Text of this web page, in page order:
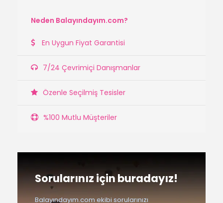
Neden Balayındayım.com?
En Uygun Fiyat Garantisi
7/24 Çevrimiçi Danışmanlar
Özenle Seçilmiş Tesisler
%100 Mutlu Müşteriler
Sorularınız için buradayız!
Balayındayım.com ekibi sorularınızı